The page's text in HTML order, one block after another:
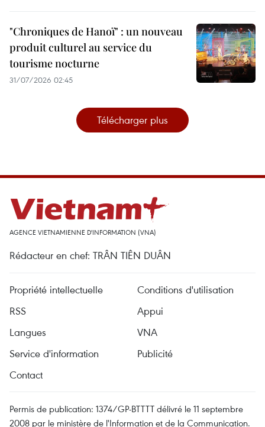
"Chroniques de Hanoï" : un nouveau
produit culturel au service du
tourisme nocturne
31/07/2026 02:45
Télécharger plus
AGENCE VIETNAMIENNE D'INFORMATION (VNA)
Rédacteur en chef: TRÂN TIÊN DUÂN
Propriété intellectuelle
Conditions d'utilisation
RSS
Appui
Langues
VNA
Service d'information
Publicité
Contact
Permis de publication: 1374/GP-BTTTT délivré le 11 septembre
2008 par le ministère de l'Information et de la Communication.